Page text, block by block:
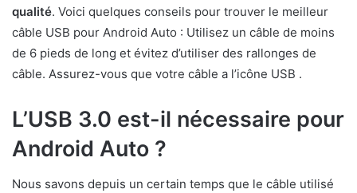
qualité. Voici quelques conseils pour trouver le meilleur
câble USB pour Android Auto : Utilisez un câble de moins
de 6 pieds de long et évitez d’utiliser des rallonges de
câble. Assurez-vous que votre câble a l’icône USB .
L’USB 3.0 est-il nécessaire pour
Android Auto ?
Nous savons depuis un certain temps que le câble utilisé